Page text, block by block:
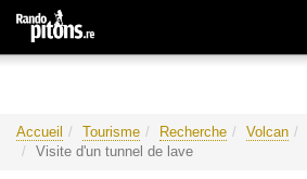
Accueil Tourisme Recherche Volcan
Visite d'un tunnel de lave